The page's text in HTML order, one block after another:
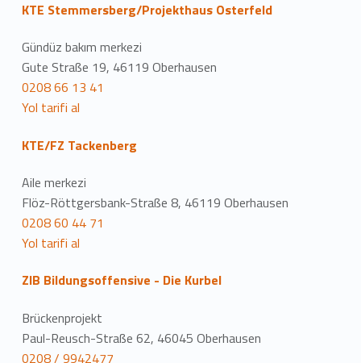
KTE Stemmersberg/Projekthaus Osterfeld
Gündüz bakım merkezi
Gute Straße 19, 46119 Oberhausen
0208 66 13 41
Yol tarifi al
KTE/FZ Tackenberg
Aile merkezi
Flöz-Röttgersbank-Straße 8, 46119 Oberhausen
0208 60 44 71
Yol tarifi al
ZIB Bildungsoffensive - Die Kurbel
Brückenprojekt
Paul-Reusch-Straße 62, 46045 Oberhausen
0208 / 9942477